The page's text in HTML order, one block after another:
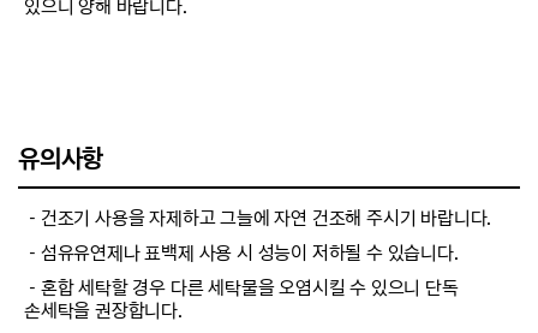
있으니 양해 바랍니다.
유의사항
－건조기 사용을 자제하고 그늘에 자연 건조해 주시기 바랍니다.
－섬유유연제나 표백제 사용 시 성능이 저하될 수 있습니다.
－혼합 세탁할 경우 다른 세탁물을 오염시킬 수 있으니 단독
손세탁을 권장합니다.